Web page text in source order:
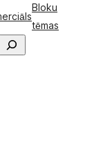
Bloku
tēmas